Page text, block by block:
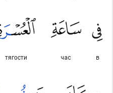
в
час
тягости